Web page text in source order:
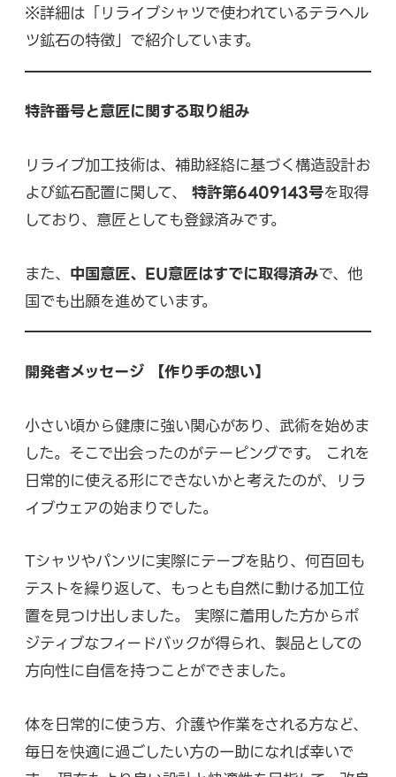
※詳細は「リライブシャツで使われているテラヘル
ツ鉱石の特徴」で紹介しています。
特許番号と意匠に関する取り組み
リライブ加工技術は、補助経絡に基づく構造設計お
よび鉱石配置に関して、 特許第6409143号を取得
しており、意匠としても登録済みです。
また、 中国意匠、EU意匠はすでに取得済みで、他
国でも出願を進めています。
開発者メッセージ 【作り手の想い】
小さい頃から健康に強い関心があり、武術を始めま
した。そこで出会ったのがテーピングです。 これを
日常的に使える形にできないかと考えたのが、リラ
イブウェアの始まりでした。
Tシャツやパンツに実際にテープを貼り、何百回も
テストを繰り返して、もっとも自然に動ける加工位
置を見つけ出しました。 実際に着用した方からポ
ジティブなフィードバックが得られ、製品としての
方向性に自信を持つことができました。
体を日常的に使う方、介護や作業をされる方など、
毎日を快適に過ごしたい方の一助になれば幸いで